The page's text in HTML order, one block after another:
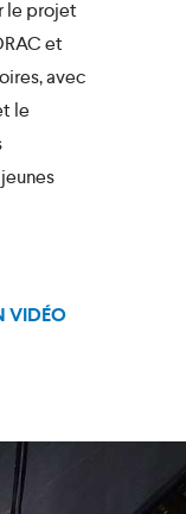
close
le projet
et
avec
le
VIDÉO